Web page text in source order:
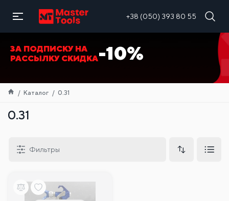
+38 (050) 393 80 55
RU
ЗА ПОДПИСКУ НА
РАССЫЛКУ СКИДКА-10%
Каталог 0.31
0.31
Фильтры